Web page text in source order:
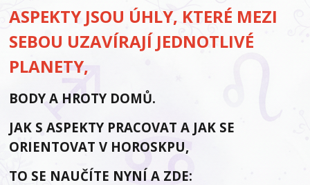
ASPEKTY JSOU ÚHLY, KTERÉ MEZI
SEBOU UZAVÍRAJÍ JEDNOTLIVÉ
PLANETY,
BODY A HROTY DOMŮ.
JAK S ASPEKTY PRACOVAT A JAK SE
ORIENTOVAT V HOROSKPU,
TO SE NAUČÍTE NYNÍ A ZDE: